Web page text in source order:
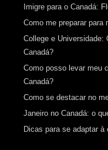
Imigre para o Canadá:
Como me preparar para
College e Universidade:
Canadá?
Como posso levar meu
Canadá?
Como se destacar no
Janeiro no Canadá: o
Dicas para se adaptar à